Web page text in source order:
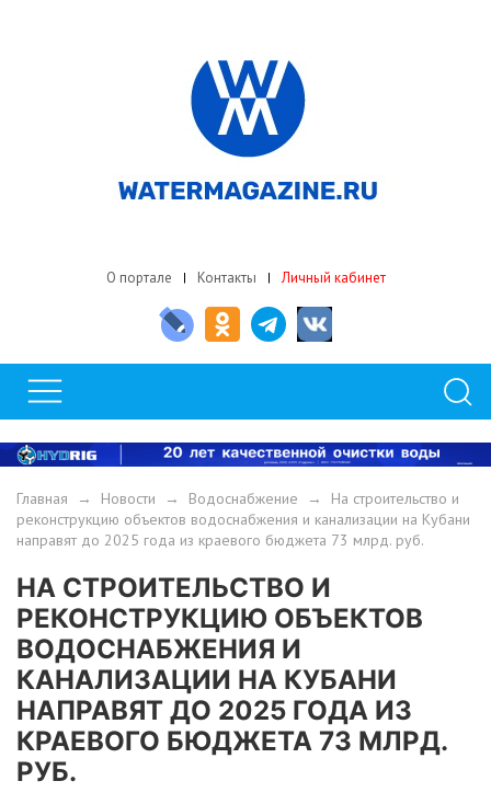
О портале Контакты Личный кабинет
Главная → Новости → Водоснабжение → На строительство и
реконструкцию объектов водоснабжения и канализации на Кубани
направят до 2025 года из краевого бюджета 73 млрд. руб.
НА СТРОИТЕЛЬСТВО И
РЕКОНСТРУКЦИЮ ОБЪЕКТОВ
ВОДОСНАБЖЕНИЯ И
КАНАЛИЗАЦИИ НА КУБАНИ
НАПРАВЯТ ДО 2025 ГОДА ИЗ
КРАЕВОГО БЮДЖЕТА 73 МЛРД.
РУБ.